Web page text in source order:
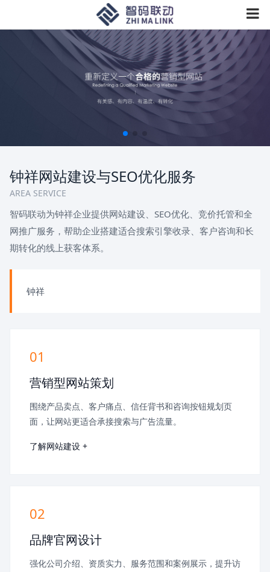
钟祥网站建设与SEO优化服务
AREA SERVICE
智码联动为钟祥企业提供网站建设、SEO优化、竞价托管和全
网推广服务，帮助企业搭建适合搜索引擎收录、客户咨询和长
期转化的线上获客体系。
钟祥
01
营销型网站策划
围绕产品卖点、客户痛点、信任背书和咨询按钮规划页
面，让网站更适合承接搜索与广告流量。
了解网站建设 +
02
品牌官网设计
强化公司介绍、资质实力、服务范围和案例展示，提升访